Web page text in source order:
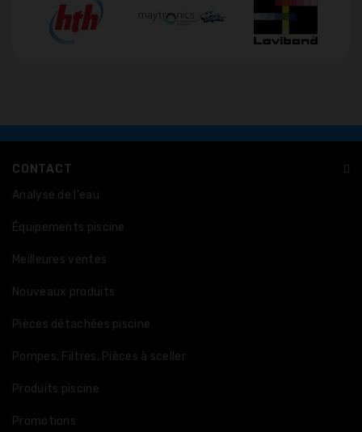
CONTACT
Analyse de l'eau
Équipements piscine
Meilleures ventes
Nouveaux produits
Pièces détachées piscine
Pompes, Filtres, Pièces à sceller
Produits piscine
Promotions